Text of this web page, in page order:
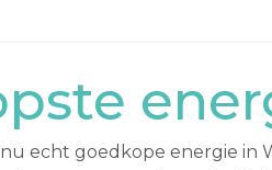
echt goedkope energie in